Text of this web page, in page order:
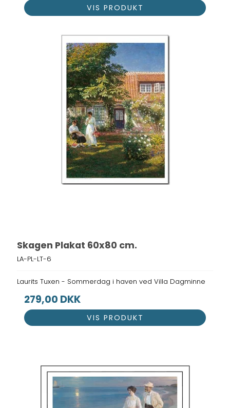
VIS PRODUKT
Skagen Plakat 60x80 cm.
LA-PL-LT-6
Laurits Tuxen - Sommerdag i haven ved Villa Dagminne
279,00 DKK
VIS PRODUKT